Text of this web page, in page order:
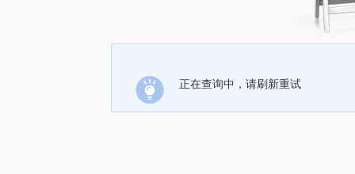
正在查询中，请刷新重试